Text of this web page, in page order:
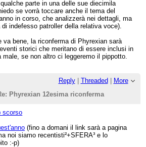
parte in una delle sue diecimila
se vorrà toccare anche il tema del
in corso, che analizzerà nei dettagli, ma
indefesso patroller della relativa voce).
va bene, la riconferma di Phyrexian sarà
storici che meritano di essere inclusi in
male, se non altro ci leggeremo il pippotto.
Reply| Threaded
More
Phyrexian 12esima riconferma
scorso
(fino a domani il link sarà a pagina
noi siamo recentisti²+SFERA³ e lo
:-p)